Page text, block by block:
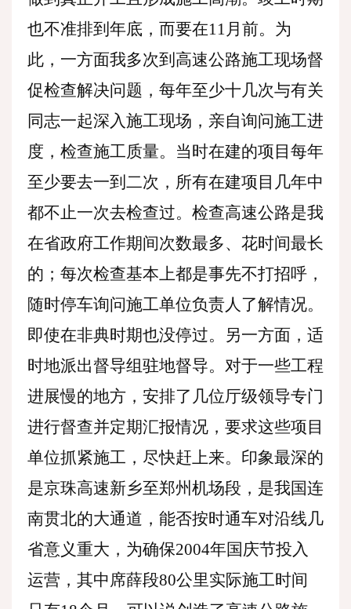
也不准排到年底，而要在11月前。为
此，一方面我多次到高速公路施工现场督
促检查解决问题，每年至少十几次与有关
同志一起深入施工现场，亲自询问施工进
度，检查施工质量。当时在建的项目每年
至少要去一到二次，所有在建项目几年中
都不止一次去检查过。检查高速公路是我
在省政府工作期间次数最多、花时间最长
的；每次检查基本上都是事先不打招呼，
随时停车询问施工单位负责人了解情况。
即使在非典时期也没停过。另一方面，适
时地派出督导组驻地督导。对于一些工程
进展慢的地方，安排了几位厅级领导专门
进行督查并定期汇报情况，要求这些项目
单位抓紧施工，尽快赶上来。印象最深的
是京珠高速新乡至郑州机场段，是我国连
南贯北的大通道，能否按时通车对沿线几
省意义重大，为确保2004年国庆节投入
运营，其中席薛段80公里实际施工时间